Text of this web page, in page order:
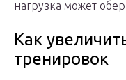
нагрузка может
Как
тренировок